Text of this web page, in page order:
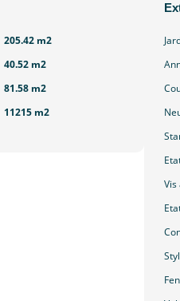
205.42 m2
40.52 m2
81.58 m2
11215 m2
Vis